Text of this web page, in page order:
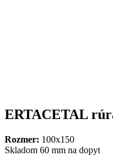
ERTACETAL
Rozmer: 100x150
Skladom 60 mm na dopyt